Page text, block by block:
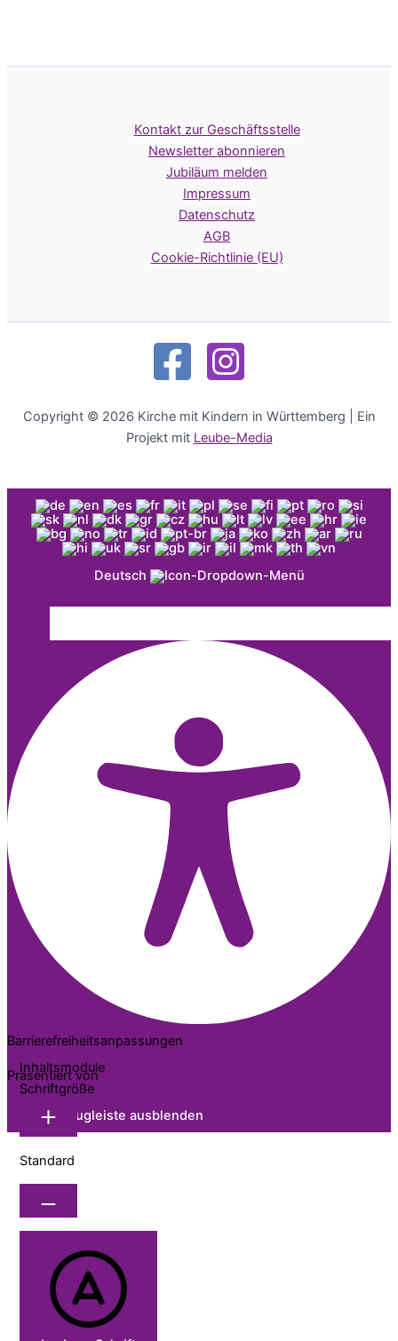
Kontakt zur Geschäftsstelle
Newsletter abonnieren
Jubiläum melden
Impressum
Datenschutz
AGB
Cookie-Richtlinie (EU)
Copyright © 2026 Kirche mit Kindern in Württemberg | Ein
Projekt mit Leube-Media
Deutsch
Barrierefreiheitsanpassungen
Präsentiert vonOneTap
Werkzeugleiste ausblenden
Inhaltsmodule
Schriftgröße
Standard